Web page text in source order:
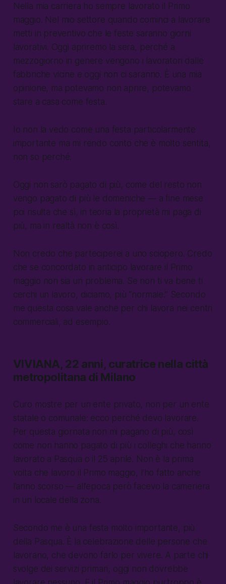
Nella mia carriera ho sempre lavorato il Primo
maggio. Nel mio settore quando cominci a lavorare
metti in preventivo che le feste saranno giorni
lavorativi. Oggi apriremo la sera, perché a
mezzogiorno in genere vengono i lavoratori dalle
fabbriche vicine e oggi non ci saranno. È una mia
opinione, ma potevamo non aprire, potevamo
stare a casa come festa.
Io non la vedo come una festa particolarmente
importante ma mi rendo conto che è molto sentita,
non so perché.
Oggi non sarò pagato di più, come del resto non
vengo pagato di più le domeniche — a fine mese
poi risulta che sì, in teoria la proprietà mi paga di
più, ma in realtà non è così.
Non credo che parteciperei a uno sciopero. Credo
che se concordato in anticipo lavorare il Primo
maggio non sia un problema. Se non ti va bene ti
cerchi un lavoro, diciamo, più “normale.” Secondo
me questa cosa vale anche per chi lavora nei centri
commerciali, ad esempio.
VIVIANA, 22 anni, curatrice nella città
metropolitana di Milano
Curo mostre per un ente privato, non per un ente
statale o comunale: ecco perché devo lavorare.
Per questa giornata non mi pagano di più, così
come non hanno pagato di più i colleghi che hanno
lavorato a Pasqua o il 25 aprile. Non è la prima
volta che lavoro il Primo maggio, l’ho fatto anche
l’anno scorso — all’epoca però facevo la cameriera
in un locale della zona.
Secondo me è una festa molto importante, più
della Pasqua. È la celebrazione delle persone che
lavorano, che devono farlo per vivere. A parte chi
svolge dei servizi primari, oggi non dovrebbe